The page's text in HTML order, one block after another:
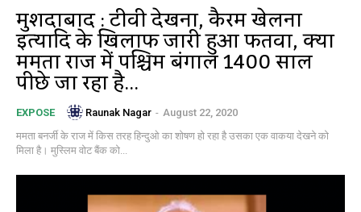
मुर्शिदाबाद : टीवी देखना, कैरम खेलना
इत्यादि के खिलाफ जारी हुआ फतवा, क्या
ममता राज में पश्चिम बंगाल 1400 साल
पीछे जा रहा है...
EXPOSE Raunak Nagar - August 22, 2020
ममता बनर्जी के राज में किस तरह हिन्दुओ का शोषण हो रहा है उसका एक वाकया देखने को
मिला है। मुस्लिम वोट बैंक को...